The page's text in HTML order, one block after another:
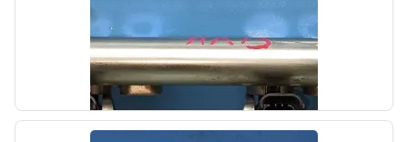
Центральная консоль Hyundai Sonata 8 DN
2019-2023
OEM: 846A3L0000
Производитель:
Hyundai-KIA
Цена: 7000,00₽